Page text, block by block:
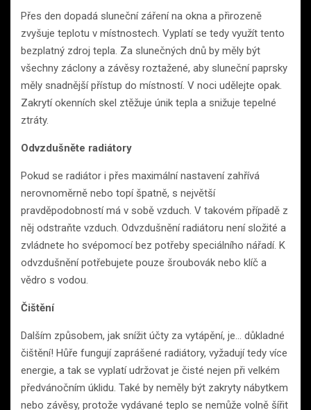
Přes den dopadá sluneční záření na okna a přirozeně
zvyšuje teplotu v místnostech. Vyplatí se tedy využít tento
bezplatný zdroj tepla. Za slunečných dnů by měly být
všechny záclony a závěsy roztažené, aby sluneční paprsky
měly snadnější přístup do místností. V noci udělejte opak.
Zakrytí okenních skel ztěžuje únik tepla a snižuje tepelné
ztráty.
Odvzdušněte radiátory
Pokud se radiátor i přes maximální nastavení zahřívá
nerovnoměrně nebo topí špatně, s největší
pravděpodobností má v sobě vzduch. V takovém případě z
něj odstraňte vzduch. Odvzdušnění radiátoru není složité a
zvládnete ho svépomocí bez potřeby speciálního nářadí. K
odvzdušnění potřebujete pouze šroubovák nebo klíč a
vědro s vodou.
Čištění
Dalším způsobem, jak snížit účty za vytápění, je… důkladné
čištění! Hůře fungují zaprášené radiátory, vyžadují tedy více
energie, a tak se vyplatí udržovat je čisté nejen při velkém
předvánočním úklidu. Také by neměly být zakryty nábytkem
nebo závěsy, protože vydávané teplo se nemůže volně šířit